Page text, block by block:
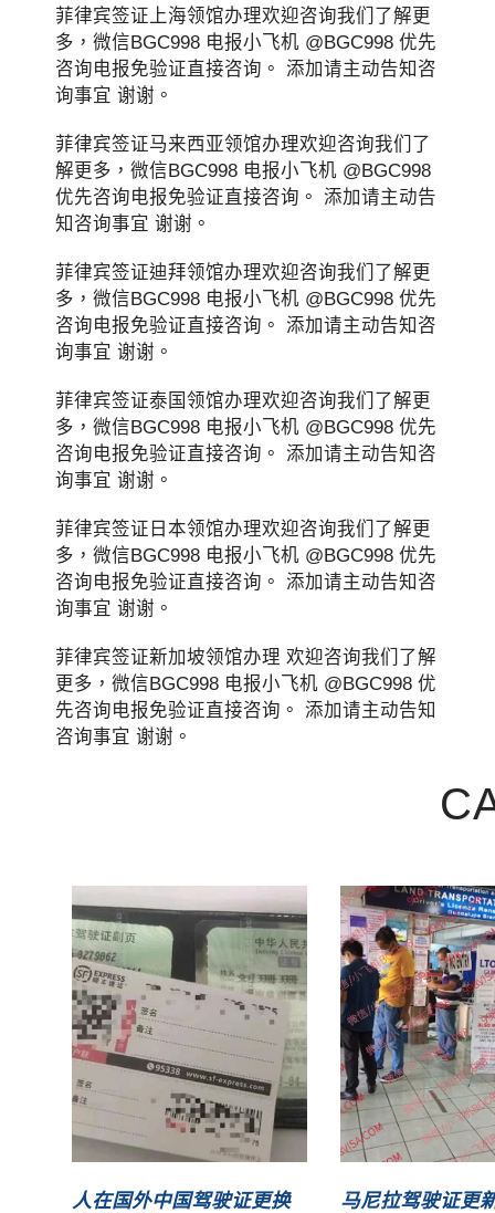
菲律宾签证上海领馆办理欢迎咨询我们了解更
多，微信BGC998 电报小飞机 @BGC998 优先
咨询电报免验证直接咨询。 添加请主动告知咨
询事宜 谢谢。
菲律宾签证马来西亚领馆办理欢迎咨询我们了
解更多，微信BGC998 电报小飞机 @BGC998
优先咨询电报免验证直接咨询。 添加请主动告
知咨询事宜 谢谢。
菲律宾签证迪拜领馆办理欢迎咨询我们了解更
多，微信BGC998 电报小飞机 @BGC998 优先
咨询电报免验证直接咨询。 添加请主动告知咨
询事宜 谢谢。
菲律宾签证泰国领馆办理欢迎咨询我们了解更
多，微信BGC998 电报小飞机 @BGC998 优先
咨询电报免验证直接咨询。 添加请主动告知咨
询事宜 谢谢。
菲律宾签证日本领馆办理欢迎咨询我们了解更
多，微信BGC998 电报小飞机 @BGC998 优先
咨询电报免验证直接咨询。 添加请主动告知咨
询事宜 谢谢。
菲律宾签证新加坡领馆办理 欢迎咨询我们了解
更多，微信BGC998 电报小飞机 @BGC998 优
先咨询电报免验证直接咨询。 添加请主动告知
咨询事宜 谢谢。
人在国外中国驾驶证更换
马尼拉驾驶证更